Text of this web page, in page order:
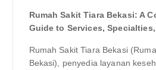
Rumah Sakit Tiara Bekasi: A
Guide to Services,
Rumah Sakit Tiara Bekasi
Bekasi), penyedia layanan